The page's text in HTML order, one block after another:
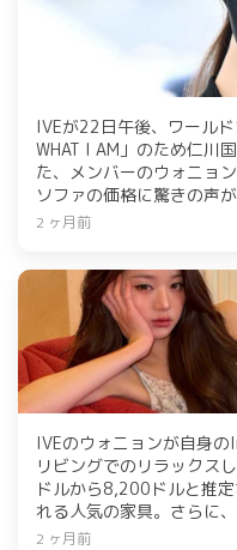
IVEが22日午後、ワールド
WHAT I AM」のため仁川
た、メンバーのウォニョ
ソファの価格に驚きの声
4th EPからタイトル曲「
2 ヶ月前
IVEのウォニョンが自身
リビングでのリラックス
ドルから8,200ドルと推
れる人気の家具。さらに
マンションを購入し、注目
2 ヶ月前